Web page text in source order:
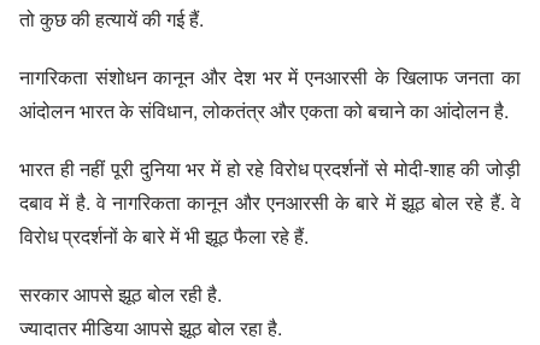
तो कुछ की हत्यायें की गई हैं.
नागरिकता संशोधन कानून और देश भर में एनआरसी के खिलाफ जनता का
आंदोलन भारत के संविधान, लोकतंत्र और एकता को बचाने का आंदोलन है.
भारत ही नहीं पूरी दुनिया भर में हो रहे विरोध प्रदर्शनों से मोदी-शाह की जोड़ी
दबाव में है. वे नागरिकता कानून और एनआरसी के बारे में झूठ बोल रहे हैं. वे
विरोध प्रदर्शनों के बारे में भी झूठ फैला रहे हैं.
सरकार आपसे झूठ बोल रही है.
ज्यादातर मीडिया आपसे झूठ बोल रहा है.